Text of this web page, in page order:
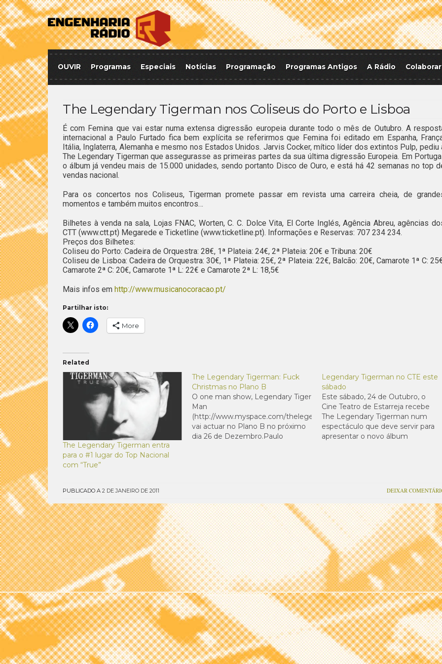
OUVIR Programas Especiais Notícias Programação Programas Antigos A Rádio Colaborar
The Legendary Tigerman nos Coliseus do Porto e Lisboa
É com Femina que vai estar numa extensa digressão europeia durante todo o mês de Outubro. A
internacional a Paulo Furtado fica bem explícita se referirmos que Femina foi editado em Espanha,
Itália, Inglaterra, Alemanha e mesmo nos Estados Unidos. Jarvis Cocker, mítico líder dos extintos Pulp, pediu
The Legendary Tigerman que assegurasse as primeiras partes da sua última digressão Europeia. Em
o álbum já vendeu mais de 15.000 unidades, sendo portanto Disco de Ouro, e está há 42 semanas no top
vendas nacional.
Para os concertos nos Coliseus, Tigerman promete passar em revista uma carreira cheia, de
momentos e também muitos encontros…
Bilhetes à venda na sala, Lojas FNAC, Worten, C. C. Dolce Vita, El Corte Inglés, Agência Abreu, agências
CTT (www.ctt.pt) Megarede e Ticketline (www.ticketline.pt). Informações e Reservas: 707 234 234.
Preços dos Bilhetes:
Coliseu do Porto: Cadeira de Orquestra: 28€, 1ª Plateia: 24€, 2ª Plateia: 20€ e Tribuna: 20€
Coliseu de Lisboa: Cadeira de Orquestra: 30€, 1ª Plateia: 25€, 2ª Plateia: 22€, Balcão: 20€, Camarote 1ª C:
Camarote 2ª C: 20€, Camarote 1ª L: 22€ e Camarote 2ª L: 18,5€
Mais infos em http://www.musicanocoracao.pt/
Partilhar isto:
More
Related
The Legendary Tigerman entra
para o #1 lugar do Top Nacional
com “True”
The Legendary Tigerman: Fuck
Christmas no Plano B
O one man show, Legendary Tiger
Man
(http://www.myspace.com/thelegendarytigerman),
vai actuar no Plano B no próximo
dia 26 de Dezembro.Paulo
Becky Lee, Rita Redshoes e…
Legendary Tigerman no CTE este
sábado
Este sábado, 24 de Outubro, o
Cine Teatro de Estarreja recebe
The Legendary Tigerman num
espectáculo que deve servir para
apresentar o novo álbum
PUBLICADO A 2 DE JANEIRO DE 2011 DEIXAR